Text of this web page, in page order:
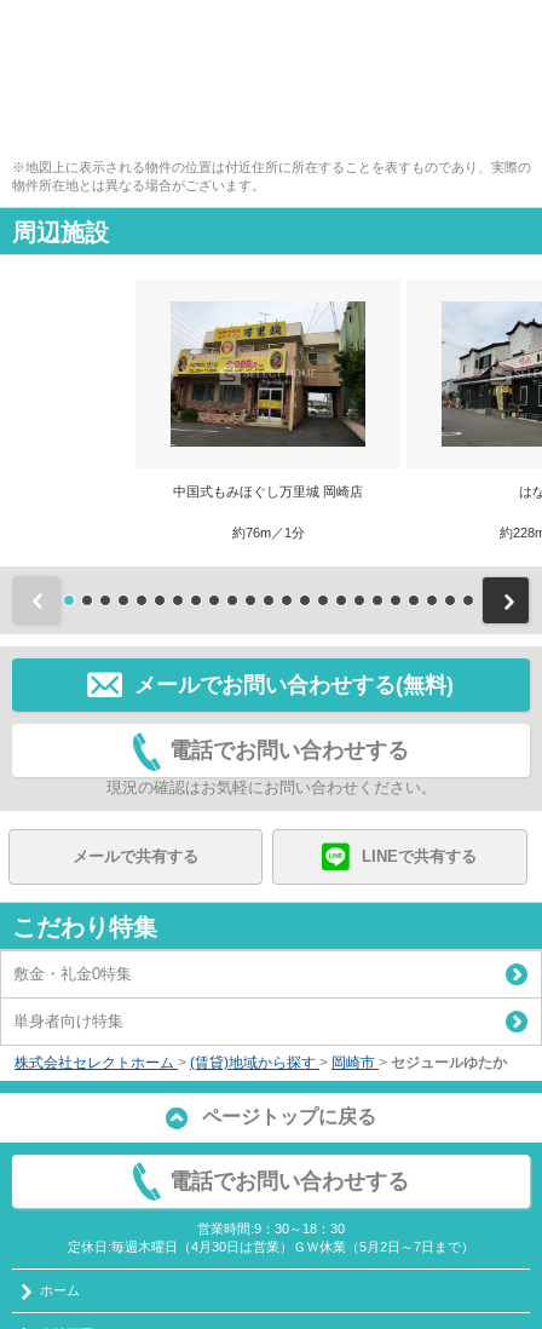
※地図上に表示される物件の位置は付近住所に所在することを表すものであり、実際の
物件所在地とは異なる場合がございます。
周辺施設
中国式もみほぐし万里城 岡崎店
約76m／1分
は
約
前
メールでお問い合わせする(無料)
電話でお問い合わせする
現況の確認はお気軽にお問い合わせください。
メールで共有する LINEで共有する
こだわり特集
敷金・礼金0特集
単身者向け特集
株式会社セレクトホーム > (賃貸)地域から探す > 岡崎市 > セジュールゆたか
ページトップに戻る
電話でお問い合わせする
営業時間:9：30～18：30
定休日:毎週木曜日（4月30日は営業）ＧＷ休業（5月2日～7日まで）
ホーム